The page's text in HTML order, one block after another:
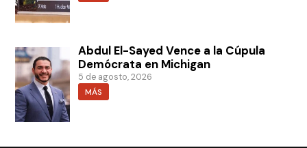
Abdul El-Sayed Vence a la Cúpula
Demócrata en Michigan
5 de agosto, 2026
MÁS